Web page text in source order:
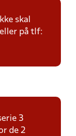
skal
eller på tlf:
3
de 2